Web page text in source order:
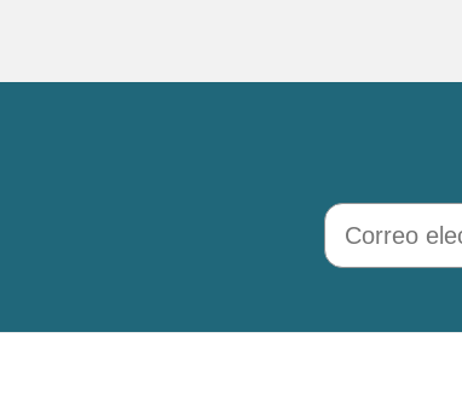
Correo